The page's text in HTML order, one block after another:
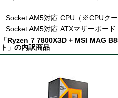
Socket AM5対応 CPU（※CPUク
Socket AM5対応 ATXマザーボード
「Ryzen 7 7800X3D + MSI MAG
ト」の内訳商品